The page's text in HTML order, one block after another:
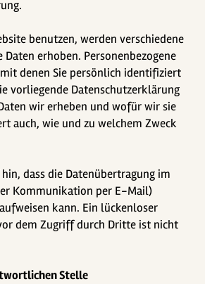
benutzen, werden verschiedene
Daten erhoben. Personenbezogene
denen Sie persönlich identifiziert
vorliegende Datenschutzerklärung
wir erheben und wofür wir sie
auch, wie und zu welchem Zweck
dass die Datenübertragung im
Kommunikation per E-Mail)
kann. Ein lückenloser
dem Zugriff durch Dritte ist nicht
Stelle